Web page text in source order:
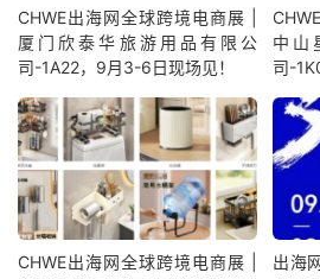
CHWE出海网全球跨境电商展 |
厦门欣泰华旅游用品有限公
司-1A22，9月3-6日现场见！
中山
司-
CHWE出海网全球跨境电商展 |
出海